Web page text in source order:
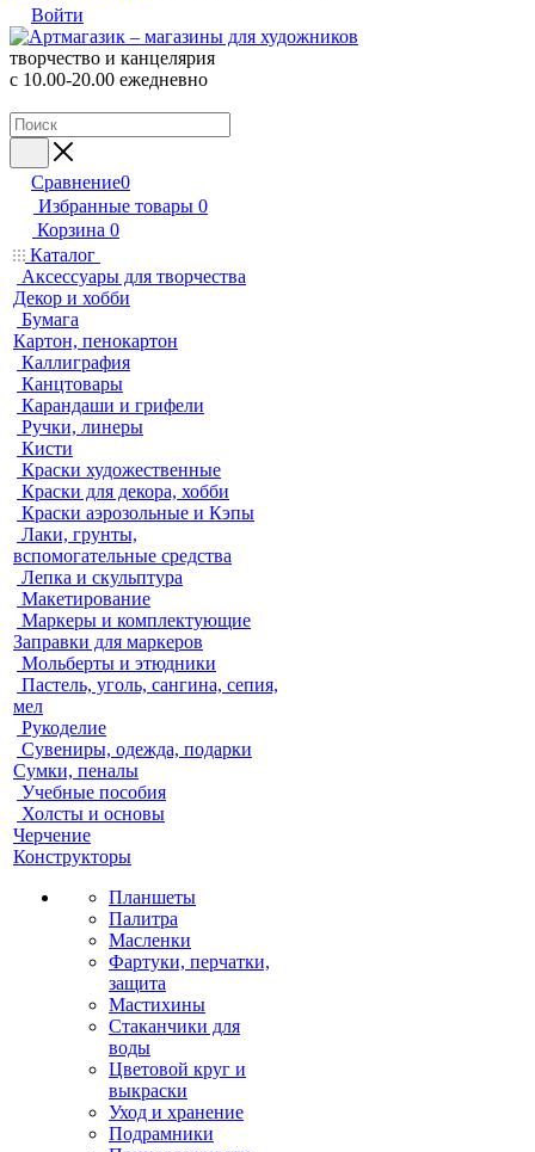
Войти
творчество и канцелярия
с 10.00-20.00 ежедневно
Сравнение0
Избранные товары 0
Корзина 0
Каталог
Аксессуары для творчества
Декор и хобби
Бумага
Картон, пенокартон
Каллиграфия
Канцтовары
Карандаши и грифели
Ручки, линеры
Кисти
Краски художественные
Краски для декора, хобби
Краски аэрозольные и Кэпы
Лаки, грунты,
вспомогательные средства
Лепка и скульптура
Макетирование
Маркеры и комплектующие
Заправки для маркеров
Мольберты и этюдники
Пастель, уголь, сангина, сепия,
мел
Рукоделие
Сувениры, одежда, подарки
Сумки, пеналы
Учебные пособия
Холсты и основы
Черчение
Конструкторы
Планшеты
Палитра
Масленки
Фартуки, перчатки,
защита
Мастихины
Стаканчики для
воды
Цветовой круг и
выкраски
Уход и хранение
Подрамники